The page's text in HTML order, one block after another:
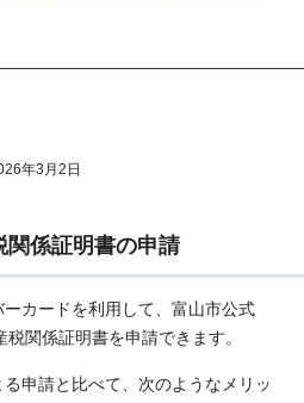
年3月2日
関係証明書の申請
カードを利用して、富山市公式
関係証明書を申請できます。
申請と比べて、次のようなメリッ